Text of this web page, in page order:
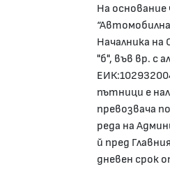
На основание
Началника на
"б", във вр. с
пътници е
превозвача
реда на
й пред
дневен срок